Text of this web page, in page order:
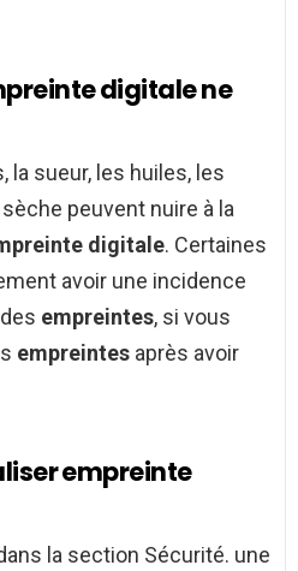
digitale ne
la sueur, les huiles, les
peuvent nuire à la
digitale. Certaines
avoir une incidence
empreintes, si vous
empreintes après avoir
empreinte
la section Sécurité. une